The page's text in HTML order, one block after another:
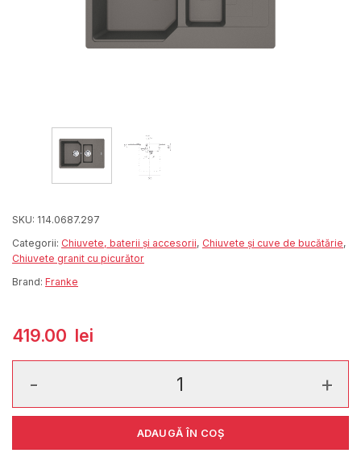
SKU: 114.0687.297
Categorii: Chiuvete, baterii și accesorii, Chiuvete și cuve de bucătărie,
Chiuvete granit cu picurător
Brand: Franke
419.00 lei
ADAUGĂ ÎN COȘ